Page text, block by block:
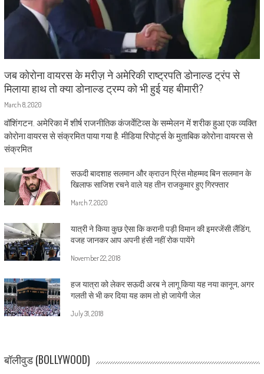
जब कोरोना वायरस के मरीज़ ने अमेरिकी राष्ट्रपति डोनाल्ड ट्रंप से
मिलाया हाथ तो क्या डोनाल्ड ट्रम्प को भी हुई यह बीमारी?
March 8, 2020
वॉशिंगटन. अमेरिका में शीर्ष राजनीतिक कंजर्वेटिव्स के सम्मेलन में शरीक हुआ एक व्यक्ति
कोरोना वायरस से संक्रमित पाया गया है. मीडिया रिपोर्ट्स के मुताबिक कोरोना वायरस से
संक्रमित
सऊदी बादशाह सलमान और क्राउन प्रिंस मोहम्मद बिन सलमान के
खिलाफ साजिश रचने वाले यह तीन राजकुमार हुए गिरफ्तार
March 7, 2020
यात्री ने किया कुछ ऐसा कि करानी पड़ी विमान की इमरजेंसी लैंडिंग,
वजह जानकर आप अपनी हंसी नहीं रोक पायेंगे
November 22, 2018
हज यात्रा को लेकर सऊदी अरब ने लागू किया यह नया कानून, अगर
गलती से भी कर दिया यह काम तो हो जायेगी जेल
July 31, 2018
बॉलीवुड (BOLLYWOOD)